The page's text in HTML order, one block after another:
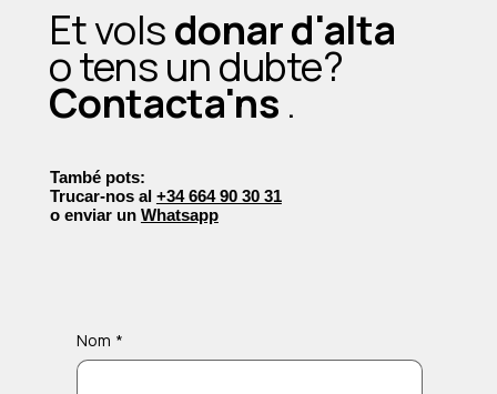
Et volsdonar d'alta
o tens un dubte?
Contacta'ns .
També pots:
Trucar-nos al +34 664 90 30 31
o enviar un Whatsapp
Nom *